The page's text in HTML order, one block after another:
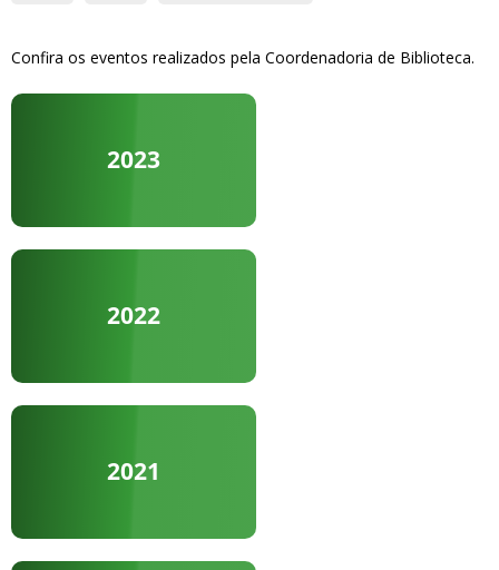
Confira os eventos realizados pela Coordenadoria de Biblioteca.
2023
2022
2021